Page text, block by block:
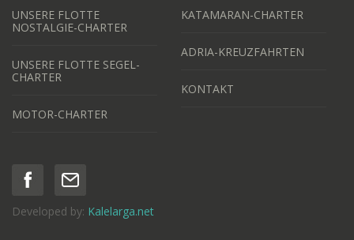
UNSERE FLOTTE
NOSTALGIE-CHARTER
UNSERE FLOTTE SEGEL-
CHARTER
MOTOR-CHARTER
KATAMARAN-CHARTER
ADRIA-KREUZFAHRTEN
KONTAKT
Developed by: Kalelarga.net